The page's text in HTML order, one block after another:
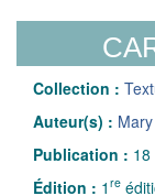
Collection :
Auteur(s) :
Publication :
Édition : 1 re